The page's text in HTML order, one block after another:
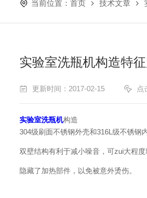
当前位置： 首页 技术文章
实验室洗瓶机构造特
更新时间：2017-02-15 点
实验室洗瓶机构造
304级刷面不锈钢外壳和316L级不锈钢
双壁结构有利于减小噪音，可zui大程
隐藏了加热部件，以免被意外烫伤。